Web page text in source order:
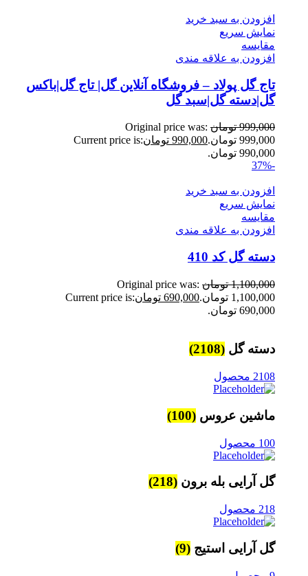
افزودن به سبد خرید
نمایش سریع
مقايسه
افزودن به علاقه مندی
تاج گل پولاد – فروشگاه آنلاین گل| تاج گل|باکس
گل|دسته گل|سبد گل
999,000 تومان Original price was:
999,000 تومان.
990,000 تومانCurrent price is:
990,000 تومان.
-37%
افزودن به سبد خرید
نمایش سریع
مقايسه
افزودن به علاقه مندی
دسته گل کد 410
1,100,000 تومان Original price was:
1,100,000 تومان.
690,000 تومانCurrent price is:
690,000 تومان.
دسته گل (2108)
2108 محصول
ماشین عروس (100)
100 محصول
گل آرایی بله برون (218)
218 محصول
گل آرایی استیج (9)